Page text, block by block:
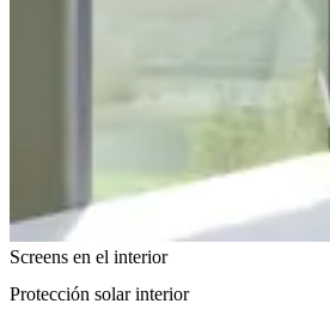
Screens en el interior
Protección solar interior